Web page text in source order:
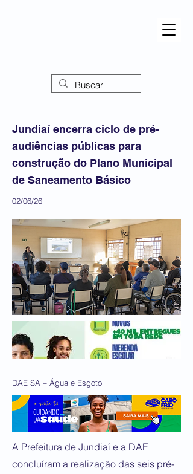
Jundiaí encerra ciclo de pré-
audiências públicas para
construção do Plano Municipal
de Saneamento Básico
02/06/26
DAE SA – Água e Esgoto
A Prefeitura de Jundiaí e a DAE
concluíram a realização das seis pré-